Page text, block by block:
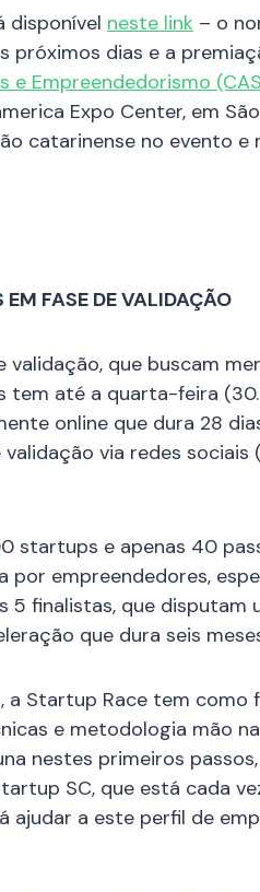
disponível neste link – o
próximos dias e a
e Empreendedorismo
Expo Center, em São
catarinense no evento e
FASE DE VALIDAÇÃO
que buscam
tem até a quarta-feira
online que dura 28
via redes sociais
startups e apenas 40
por empreendedores,
5 finalistas, que disputam
que dura seis
a Startup Race tem como
e metodologia mão
nestes primeiros
SC, que está cada
a este perfil de